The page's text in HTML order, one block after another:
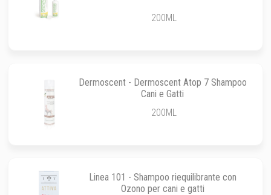
200ML
Dermoscent - Dermoscent Atop 7 Shampoo
Cani e Gatti
200ML
Linea 101 - Shampoo riequilibrante con
Ozono per cani e gatti